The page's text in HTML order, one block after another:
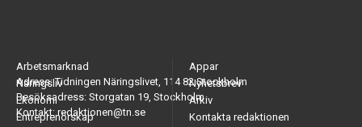
Adress: Tidningen Näringslivet, 114 82 Stockholm
Besöksadress: Storgatan 19, Stockholm
Kontakt: redaktionen@tn.se
Arbetsmarknad
Näringsliv
Ekonomi
Entreprenörskap
Appar
Nyhetsbrev
Arkiv
Kontakta redaktionen